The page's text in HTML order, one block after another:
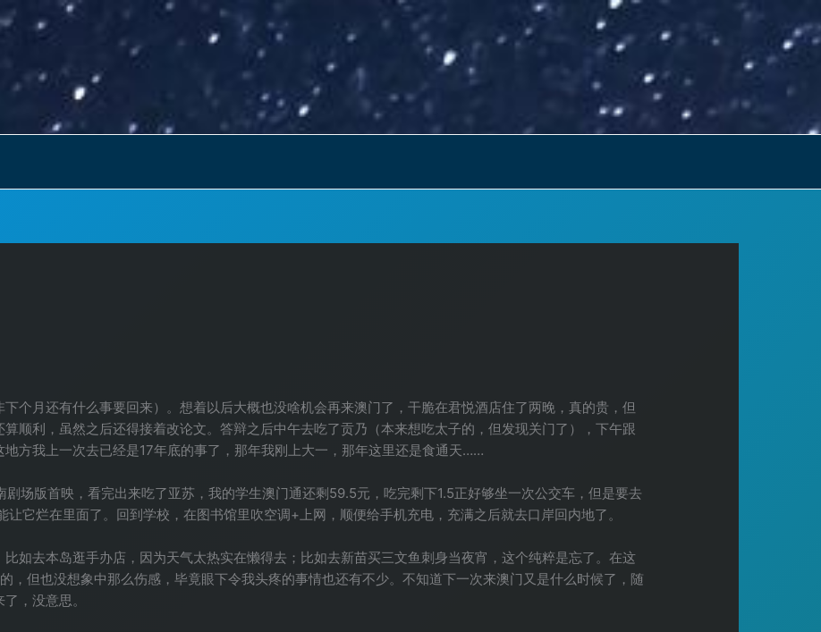
个月还有什么事要回来）。想着以后大概也没啥机会再来澳门了，干脆在君悦酒店住了两晚，真的贵，但
顺利，虽然之后还得接着改论文。答辩之后中午去吃了贡乃（本来想吃太子的，但发现关门了），下午跟
方我上一次去已经是17年底的事了，那年我刚上大一，那年这里还是食通天……
场版首映，看完出来吃了亚苏，我的学生澳门通还剩59.5元，吃完剩下1.5正好够坐一次公交车，但是要去
让它烂在里面了。回到学校，在图书馆里吹空调+上网，顺便给手机充电，充满之后就去口岸回内地了。
如去本岛逛手办店，因为天气太热实在懒得去；比如去新苗买三文鱼刺身当夜宵，这个纯粹是忘了。在这
，但也没想象中那么伤感，毕竟眼下令我头疼的事情也还有不少。不知道下一次来澳门又是什么时候了，随
，没意思。